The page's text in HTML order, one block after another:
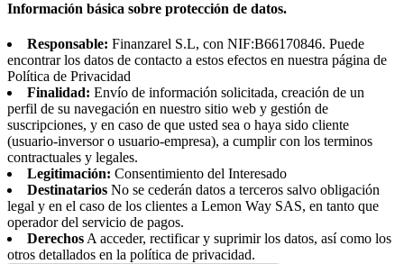
Información básica sobre protección de datos.
Responsable: Finanzarel S.L, con NIF:B66170846. Puede
encontrar los datos de contacto a estos efectos en nuestra página de
Política de Privacidad
Finalidad: Envío de información solicitada, creación de un
perfil de su navegación en nuestro sitio web y gestión de
suscripciones, y en caso de que usted sea o haya sido cliente
(usuario-inversor o usuario-empresa), a cumplir con los terminos
contractuales y legales.
Legitimación: Consentimiento del Interesado
Destinatarios No se cederán datos a terceros salvo obligación
legal y en el caso de los clientes a Lemon Way SAS, en tanto que
operador del servicio de pagos.
Derechos A acceder, rectificar y suprimir los datos, así como los
otros detallados en la política de privacidad.